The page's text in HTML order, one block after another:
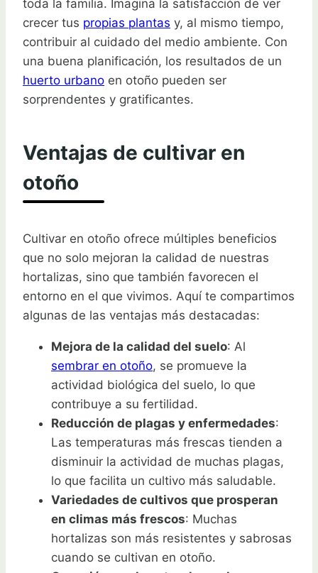
toda la familia. Imagina la satisfacción de ver
crecer tus propias plantas y, al mismo tiempo,
contribuir al cuidado del medio ambiente. Con
una buena planificación, los resultados de un
huerto urbano en otoño pueden ser
sorprendentes y gratificantes.
Ventajas de cultivar en
otoño
Cultivar en otoño ofrece múltiples beneficios
que no solo mejoran la calidad de nuestras
hortalizas, sino que también favorecen el
entorno en el que vivimos. Aquí te compartimos
algunas de las ventajas más destacadas:
Mejora de la calidad del suelo: Al
sembrar en otoño, se promueve la
actividad biológica del suelo, lo que
contribuye a su fertilidad.
Reducción de plagas y enfermedades:
Las temperaturas más frescas tienden a
disminuir la actividad de muchas plagas,
lo que facilita un cultivo más saludable.
Variedades de cultivos que prosperan
en climas más frescos: Muchas
hortalizas son más resistentes y sabrosas
cuando se cultivan en otoño.